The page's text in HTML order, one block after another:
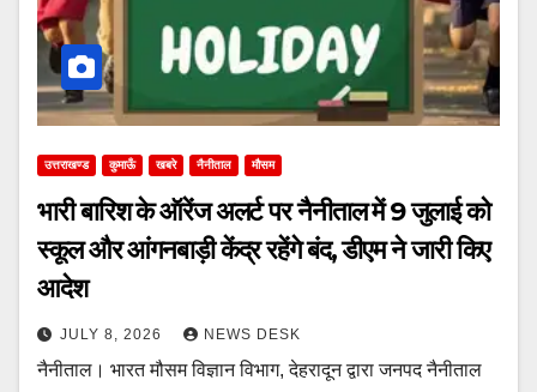
उत्तराखण्ड कुमाऊँ खबरे नैनीताल मौसम
भारी बारिश के ऑरेंज अलर्ट पर नैनीताल में 9 जुलाई को
स्कूल और आंगनबाड़ी केंद्र रहेंगे बंद, डीएम ने जारी किए
आदेश
JULY 8, 2026 NEWS DESK
नैनीताल। भारत मौसम विज्ञान विभाग, देहरादून द्वारा जनपद नैनीताल